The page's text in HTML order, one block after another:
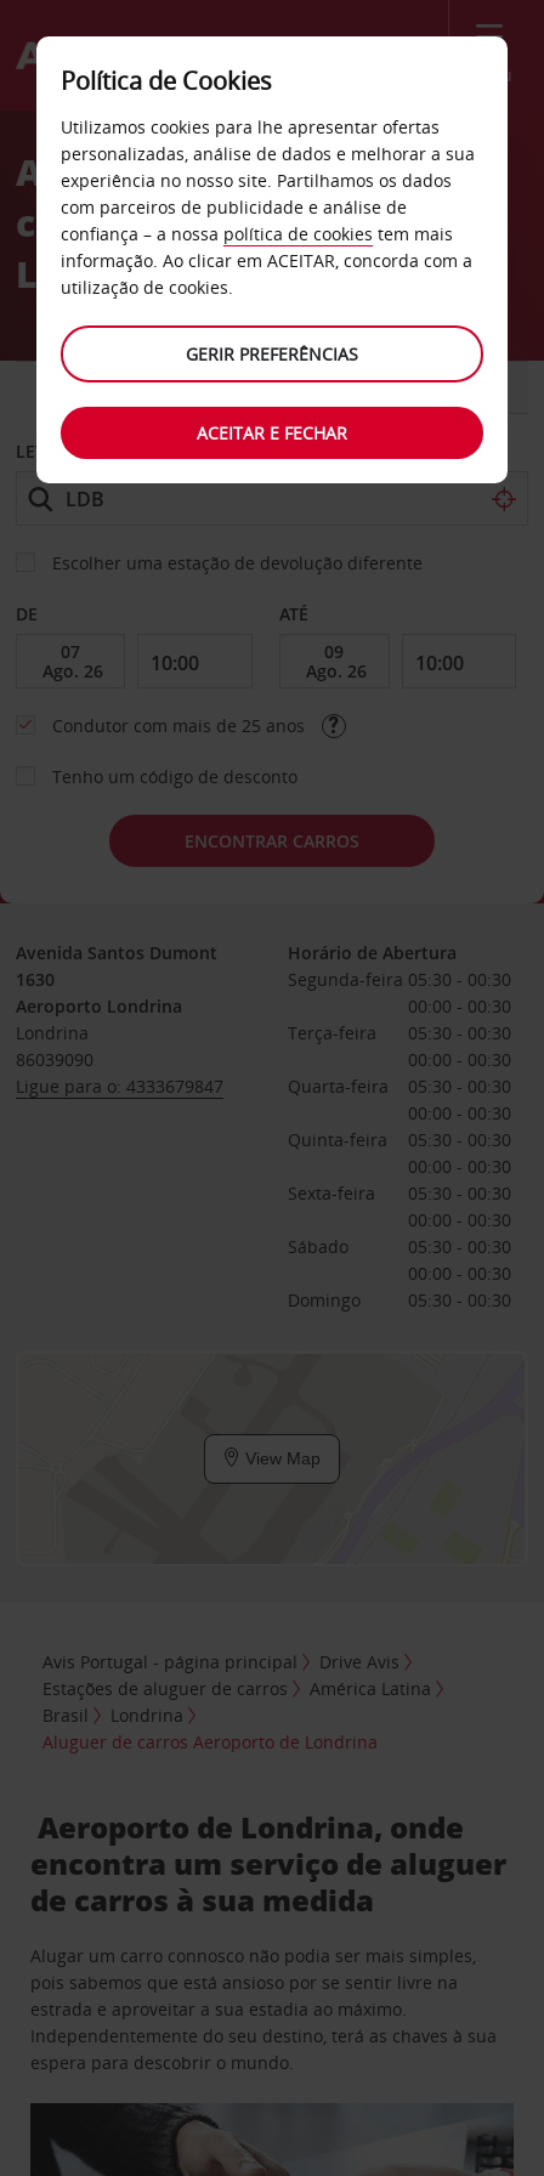
Menu
Welcome
AvisAluguer de
carros Aeroporto de
Londrina
CARRO COMERCIAIS
LEVANTAR EM
Escolher uma estação de devolução diferente
DE ATÉ
Condutor com mais de 25 anos
Tenho um código de desconto
ENCONTRAR CARROS
Avenida Santos Dumont
1630
Aeroporto Londrina
Londrina
86039090
Ligue para o: 4333679847
Horário de Abertura
Segunda-feira 05:30 - 00:30
00:00 - 00:30
Terça-feira
05:30 - 00:30
00:00 - 00:30
Quarta-feira
05:30 - 00:30
00:00 - 00:30
Quinta-feira
05:30 - 00:30
00:00 - 00:30
Sexta-feira
05:30 - 00:30
00:00 - 00:30
Sábado
05:30 - 00:30
00:00 - 00:30
Domingo
05:30 - 00:30
View Map
Avis Portugal - página principal
Drive Avis
Estações de aluguer de carros
América Latina
Brasil
Londrina
Aluguer de carros Aeroporto de Londrina
Aeroporto de Londrina, onde
encontra um serviço de aluguer
de carros à sua medida
Alugar um carro connosco não podia ser mais simples,
pois sabemos que está ansioso por se sentir livre na
estrada e aproveitar a sua estadia ao máximo.
Independentemente do seu destino, terá as chaves à sua
espera para descobrir o mundo.
Política de Cookies
Utilizamos cookies para lhe apresentar ofertas
personalizadas, análise de dados e melhorar a sua
experiência no nosso site. Partilhamos os dados
com parceiros de publicidade e análise de
confiança – a nossa política de cookies tem mais
informação. Ao clicar em ACEITAR, concorda com a
utilização de cookies.
GERIR PREFERÊNCIAS
ACEITAR E FECHAR